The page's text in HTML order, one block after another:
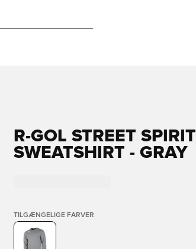
R-GOL STREET SPIRIT
SWEATSHIRT - GRAY
TILGÆNGELIGE FARVER